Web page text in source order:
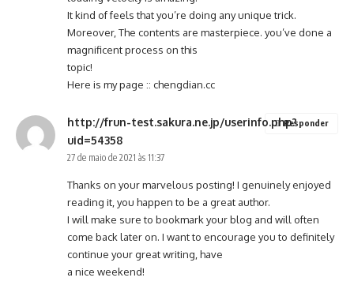
It kind of feels that you’re doing any unique trick.
Moreover, The contents are masterpiece. you’ve done a
magnificent process on this
topic!
Here is my page :: chengdian.cc
http://frun-test.sakura.ne.jp/userinfo.php?
uid=54358
27 de maio de 2021 às 11:37
Thanks on your marvelous posting! I genuinely enjoyed
reading it, you happen to be a great author.
I will make sure to bookmark your blog and will often
come back later on. I want to encourage you to definitely
continue your great writing, have
a nice weekend!
Responder